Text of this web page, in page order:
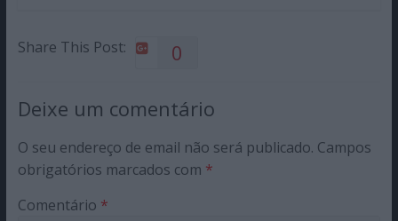
Share This Post: 0
Deixe um comentário
O seu endereço de email não será publicado. Campos
obrigatórios marcados com *
Comentário *